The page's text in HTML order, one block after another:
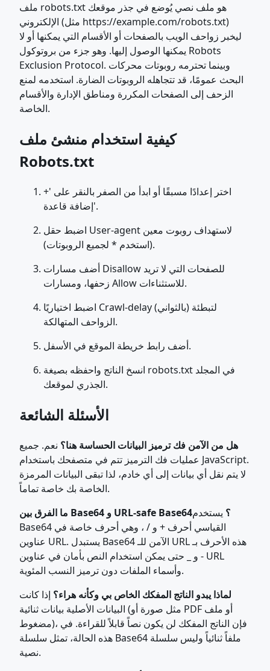
ملف robots.txt هو ملف نصي يُوضع في جذر موقعك
الإلكتروني (مثل https://example.com/robots.txt)
ليخبر زواحف الويب بالصفحات أو الأقسام التي يمكنها أو لا
يمكنها الوصول إليها. وهو جزء من بروتوكول Robots
Exclusion Protocol. وبينما تحترمه روبوتات محركات
البحث عمومًا، قد تتجاهله الروبوتات الضارة. استخدمه لمنع
الزحف إلى الصفحات المكررة ومناطق الإدارة والأقسام
الخاصة.
كيفية استخدام منشئ ملف
Robots.txt
اختر إعدادًا مسبقًا أو ابدأ من الصفر بالنقر على '+
إضافة قاعدة'.
اضبط حقل User-agent لاستهداف روبوت معين
(استخدم * لجميع الروبوتات).
أضف مسارات Disallow للصفحات التي لا تريد
زحفها، ومسارات Allow للاستثناءات.
اضبط اختياريًا Crawl-delay (بالثواني) لتبطئة
الزواحف المتهالكة.
أضف رابط خريطة الموقع في الأسفل.
انسخ الناتج واحفظه بصيغة robots.txt في المجلد
الجذري لموقعك.
الأسئلة الشائعة
هل من الآمن فك ترميز البيانات الحساسة هنا؟ نعم. جميع
عمليات فك الترميز تتم في متصفحك باستخدام JavaScript.
لا يتم نقل أي بيانات إلى أي خادم، لذا تبقى البيانات المرمزة
الخاصة بك خاصة تماماً.
ما الفرق بين Base64 و URL-safe Base64؟ يستخدم
Base64 القياسي أحرف + و / ، وهي أحرف خاصة في
عناوين URL. يستبدل Base64 الآمن للـ URL هذه الأحرف بـ
- و _ حتى يمكن استخدام النص بأمان في عناوين URL
وأسماء الملفات دون ترميز النسب المئوية.
لماذا يبدو الناتج المفكك الخاص بي وكأنه هراء؟ إذا كانت
البيانات الأصلية بيانات ثنائية (مثل صورة أو PDF أو ملف
مضغوط)، فإن الناتج المفكك لن يكون نصاً قابلاً للقراءة. في
هذه الحالة، تمثل سلسلة Base64 ملفاً ثنائياً وليس سلسلة
نصية.